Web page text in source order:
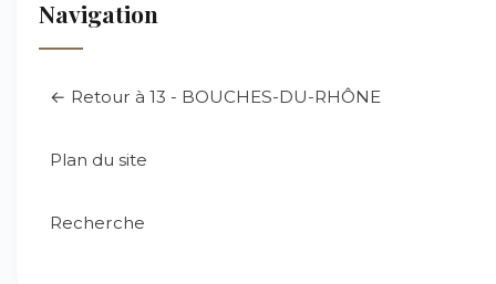
Navigation
← Retour à 13 - BOUCHES-DU-RHÔNE
Plan du site
Recherche